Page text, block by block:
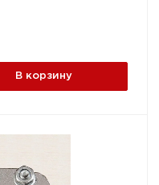
В корзину